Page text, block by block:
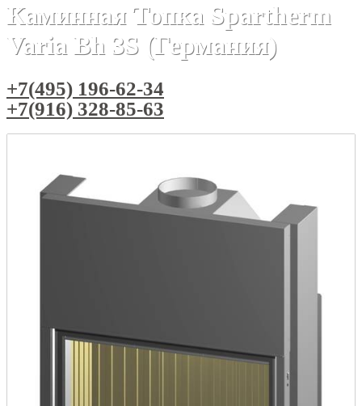
Каминная Топка Spartherm
Varia Bh 3S (Германия)
+7(495) 196-62-34
+7(916) 328-85-63